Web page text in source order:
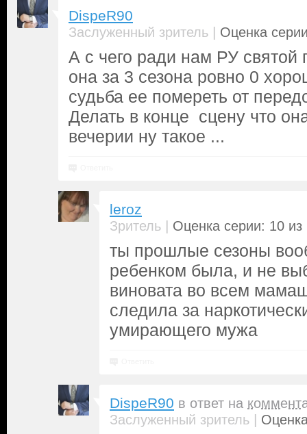
DispeR90
Заслуженный зритель | Оценка
А с чего ради нам РУ святой
она за 3 сезона ровно 0
судьба ее помереть от
Делать в конце сцену что
вечерии ну такое ...
leroz
Зритель | Оценка серии: 10 из
ты прошлые сезоны
ребенком была, и не
виновата во всем
следила за
умирающего мужа
DispeR90 в ответ на
Заслуженный зритель |